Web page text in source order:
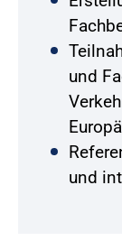
und
und